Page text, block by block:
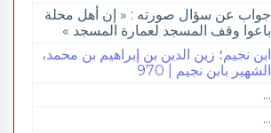
جواب عن سؤال صورته : « إن أهل محلة
باعوا وقف المسجد لعمارة المسجد »
ابن نجيم؛ زين الدين بن إبراهيم بن محمد،
الشهير بابن نجيم | 970
...
...